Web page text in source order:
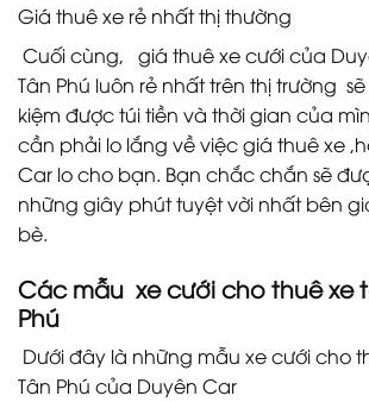
Giá thuê xe rẻ nhất thị thường
Cuối cùng, giá thuê xe cưới của
Tân Phú luôn rẻ nhất trên thị trường
kiệm được túi tiền và thời gian của
cần phải lo lắng về việc giá thuê xe
Car lo cho bạn. Bạn chắc chắn sẽ
những giây phút tuyệt vời nhất bên
bè.
Các mẫu xe cưới cho thuê xe
Phú
Dưới đây là những mẫu xe cưới cho
Tân Phú của Duyên Car